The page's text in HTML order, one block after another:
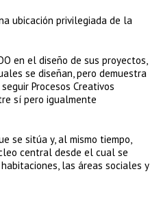
ubicación privilegiada de la
en el diseño de sus proyectos,
se diseñan, pero demuestra
Procesos Creativos
sí pero igualmente
se sitúa y, al mismo tiempo,
central desde el cual se
las áreas sociales y